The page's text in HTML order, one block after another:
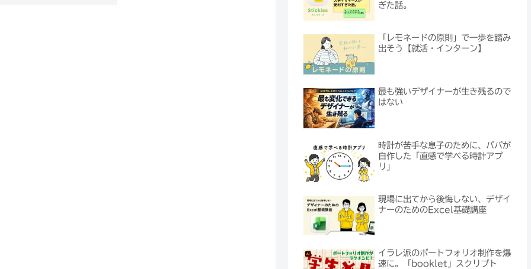
ぎた話。
「レモネードの原則」で一歩を踏み
出そう【就活・インターン】
最も強いデザイナーが生き残るので
はない
時計が苦手な息子のために、パパが
自作した「直感で学べる時計アプ
リ」
現場に出てから後悔しない、デザイ
ナーのためのExcel基礎講座
イラレ派のポートフォリオ制作を爆
速に。「booklet」スクリプト